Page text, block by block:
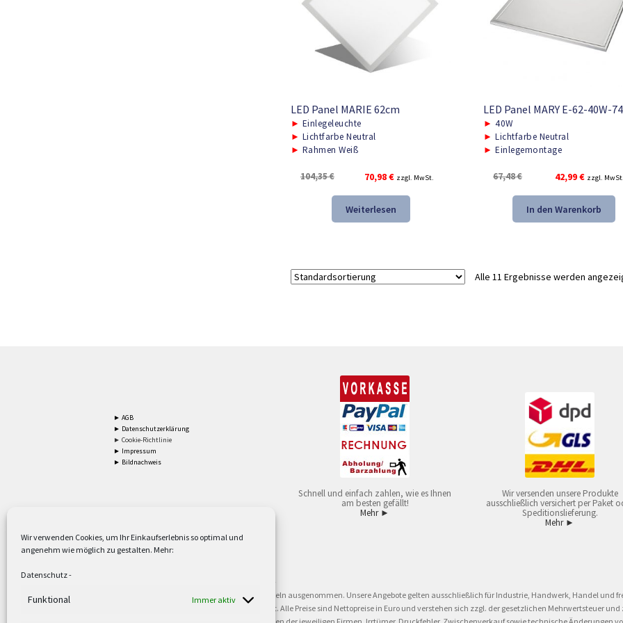
Wir verwenden Cookies, um Ihr Einkaufserlebnis so optimal und
angenehm wie möglich zu gestalten. Mehr:
Datenschutz-
Funktional Immer aktiv
LED Panel MARIE 62cm
► Einlegeleuchte
► Lichtfarbe Neutral
► Rahmen Weiß
104,35€
Ursprünglicher
war:
104,35 €
70,98€Aktueller
ist:
70,98 €.
zzgl. MwSt.
Weiterlesen
LED Panel MARY E-62-40W-
► 40W
► Lichtfarbe Neutral
► Einlegemontage
67,48€
Ursprünglicher
war:
67,48 €
42,99€Aktueller
ist:
42,99 €.
zzgl. MwSt.
In den Warenkorb
Alle 11 Ergebnisse werden
► AGB
► Datenschutzerklärung
► Cookie-Richtlinie
► Impressum
► Bildnachweis
Schnell und einfach zahlen, wie es Ihnen
am besten gefällt!
Mehr ►
Wir versenden unsere Produkte
ausschließlich versichert per Paket
Speditionslieferung.
Mehr ►
Versandkostenfrei ab 59,90 € Nettowarenwert. Inseln ausgenommen. Unsere Angebote gelten ausschließlich für Industrie, Handwerk, Handel und
oder gewerblichen Tätigkeit. Kein Verkauf an privat. Alle Preise sind Nettopreise in Euro und verstehen sich zzgl. der gesetzlichen Mehrwertsteuer